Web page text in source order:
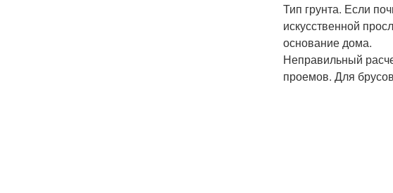
Тип грунта. Если
искусственной
основание дома.
Неправильный
проемов. Для